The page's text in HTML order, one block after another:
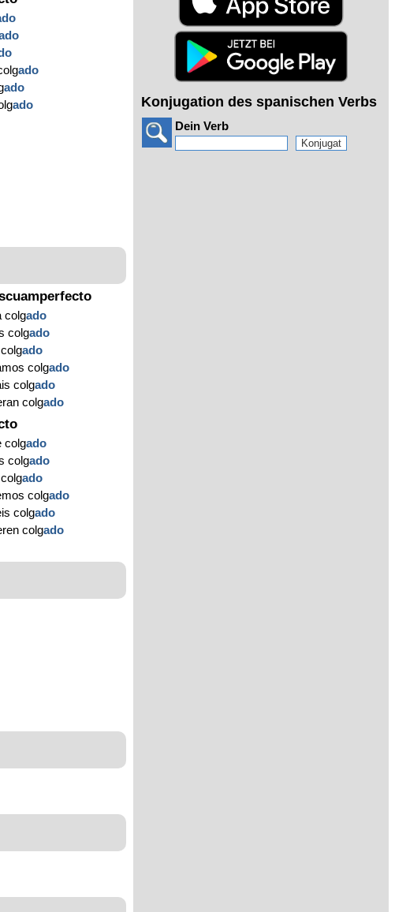
ado
ado
ado
colgado
colgado
ado
colgado
colgado
colgado
colgado
colgado
ado
colgado
colgado
colgado
Konjugation des spanischen Verbs
Dein Verb